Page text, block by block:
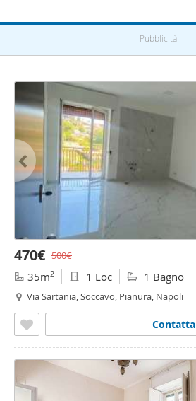
Pubblicità
470€ 500€
35m2 1 Loc 1 Bagno
Via Sartania, Soccavo, Pianura, Napoli
Contatta